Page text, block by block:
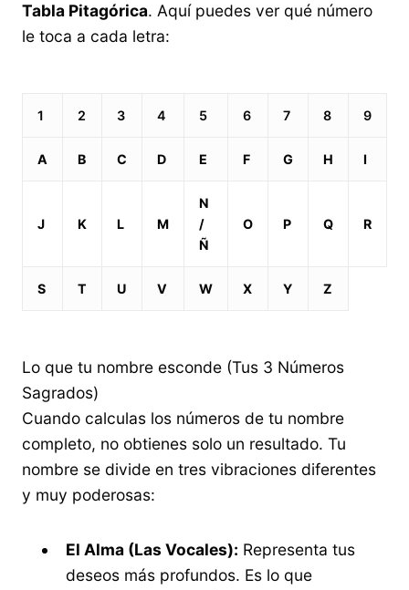
Tabla Pitagórica. Aquí puedes ver qué número
le toca a cada letra:
1 2 3 4 5 6 7 8 9
A B C D E F G H I
J K L M
N
/
Ñ
O P Q R
S T U V W X Y Z
Lo que tu nombre esconde (Tus 3 Números
Sagrados)
Cuando calculas los números de tu nombre
completo, no obtienes solo un resultado. Tu
nombre se divide en tres vibraciones diferentes
y muy poderosas:
El Alma (Las Vocales): Representa tus
deseos más profundos. Es lo que